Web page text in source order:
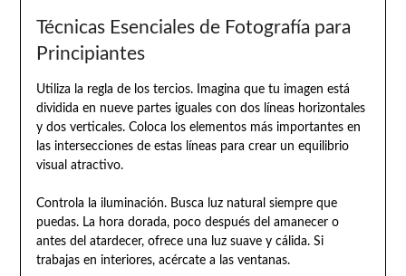
Técnicas Esenciales de Fotografía para
Principiantes
Utiliza la regla de los tercios. Imagina que tu imagen está
dividida en nueve partes iguales con dos líneas horizontales
y dos verticales. Coloca los elementos más importantes en
las intersecciones de estas líneas para crear un equilibrio
visual atractivo.
Controla la iluminación. Busca luz natural siempre que
puedas. La hora dorada, poco después del amanecer o
antes del atardecer, ofrece una luz suave y cálida. Si
trabajas en interiores, acércate a las ventanas.